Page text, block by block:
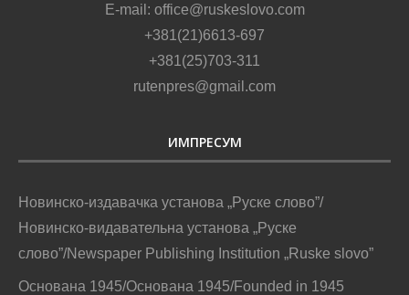
E-mail: office@ruskeslovo.com
+381(21)6613-697
+381(25)703-311
rutenpres@gmail.com
ИМПРЕСУМ
Новинско-издавачка установа „Руске слово”/
Новинско-видавательна установа „Руске
слово”/Newspaper Publishing Institution „Ruske slovo”
Основана 1945/Основана 1945/Founded in 1945